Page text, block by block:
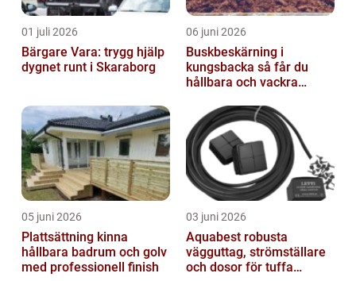
01 juli 2026
Bärgare Vara: trygg hjälp
dygnet runt i Skaraborg
06 juni 2026
Buskbeskärning i
kungsbacka så får du
hållbara och vackra
05 juni 2026
Plattsättning kinna
hållbara badrum och golv
med professionell finish
03 juni 2026
Aquabest robusta
vägguttag, strömställare
och dosor för tuffa